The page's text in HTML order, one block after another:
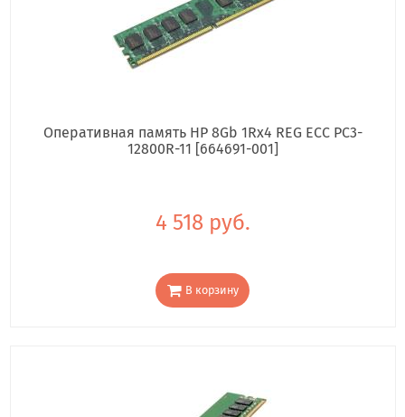
Оперативная память HP 8Gb 1Rx4 REG ECC PC3-
12800R-11 [664691-001]
4 518 руб.
В корзину